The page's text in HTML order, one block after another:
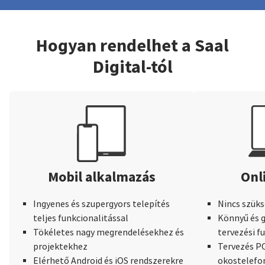
Hogyan rendelhet a Saal
Digital-tól
Mobil alkalmazás
Ingyenes és szupergyors telepítés
teljes funkcionalitással
Tökéletes nagy megrendelésekhez és
projektekhez
Elérhető Android és iOS rendszerekre
Nincs
Könnyű és
tervezési
Tervezés